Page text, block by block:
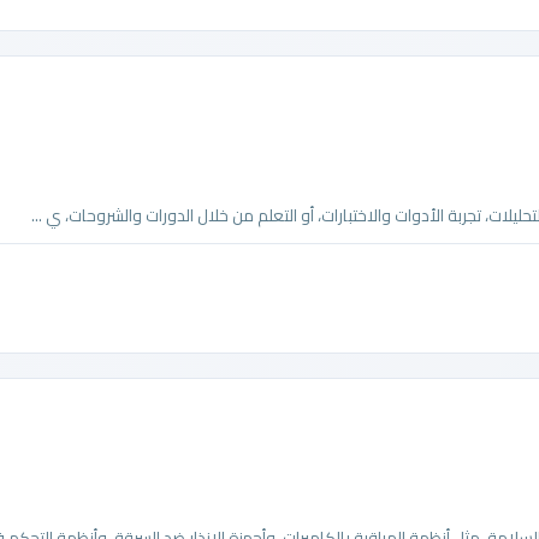
تجربة الأدوات والاختبارات، أو التعلم من خلال الدورات والشروحات، ي ...